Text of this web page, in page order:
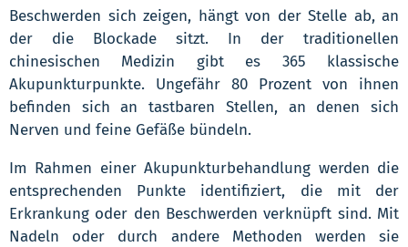
Beschwerden sich zeigen, hängt von der Stelle ab, an
der die Blockade sitzt. In der traditionellen
chinesischen Medizin gibt es 365 klassische
Akupunkturpunkte. Ungefähr 80 Prozent von ihnen
befinden sich an tastbaren Stellen, an denen sich
Nerven und feine Gefäße bündeln.
Im Rahmen einer Akupunkturbehandlung werden die
entsprechenden Punkte identifiziert, die mit der
Erkrankung oder den Beschwerden verknüpft sind. Mit
Nadeln oder durch andere Methoden werden sie